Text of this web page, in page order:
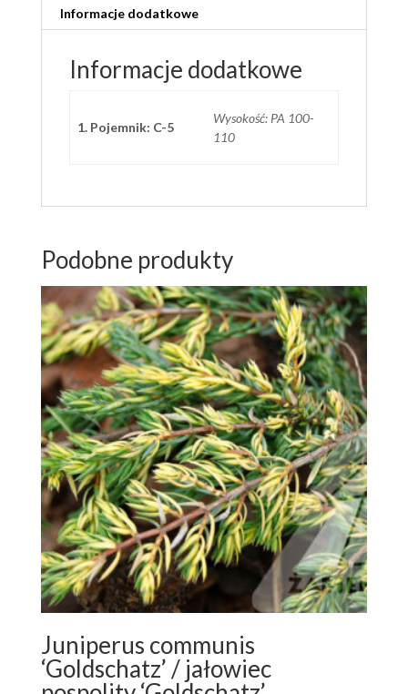
Informacje dodatkowe
Informacje dodatkowe
1. Pojemnik: C-5
Wysokość: PA 100-
110
Podobne produkty
Juniperus communis
‘Goldschatz’ / jałowiec